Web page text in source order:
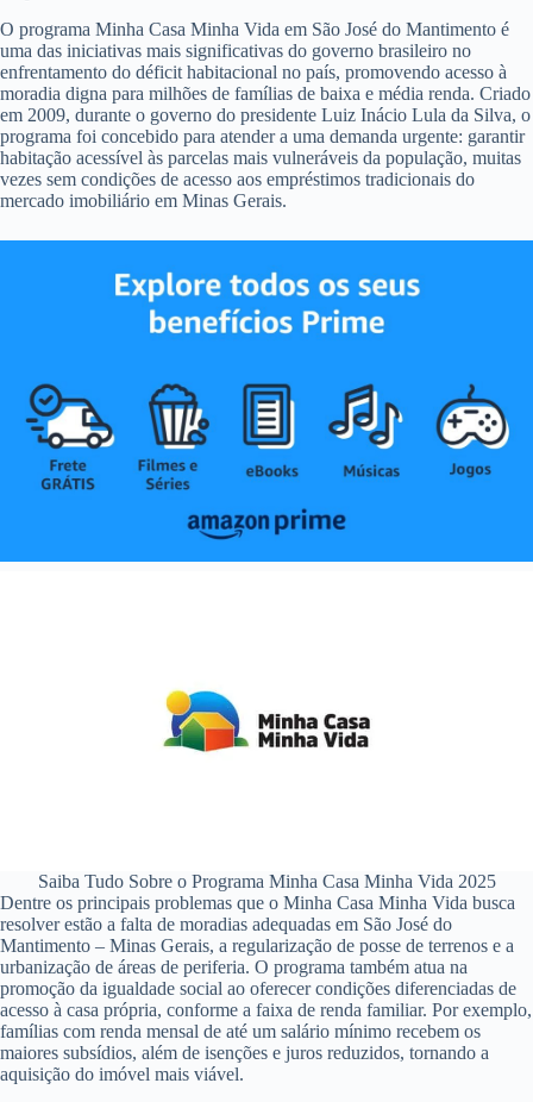
O programa Minha Casa Minha Vida em São José do Mantimento é
uma das iniciativas mais significativas do governo brasileiro no
enfrentamento do déficit habitacional no país, promovendo acesso à
moradia digna para milhões de famílias de baixa e média renda. Criado
em 2009, durante o governo do presidente Luiz Inácio Lula da Silva, o
programa foi concebido para atender a uma demanda urgente: garantir
habitação acessível às parcelas mais vulneráveis da população, muitas
vezes sem condições de acesso aos empréstimos tradicionais do
mercado imobiliário em Minas Gerais.
Saiba Tudo Sobre o Programa Minha Casa Minha Vida 2025
Dentre os principais problemas que o Minha Casa Minha Vida busca
resolver estão a falta de moradias adequadas em São José do
Mantimento – Minas Gerais, a regularização de posse de terrenos e a
urbanização de áreas de periferia. O programa também atua na
promoção da igualdade social ao oferecer condições diferenciadas de
acesso à casa própria, conforme a faixa de renda familiar. Por exemplo,
famílias com renda mensal de até um salário mínimo recebem os
maiores subsídios, além de isenções e juros reduzidos, tornando a
aquisição do imóvel mais viável.